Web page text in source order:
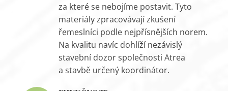
za které se nebojíme postavit. Tyto
materiály zpracovávají zkušení
řemeslníci podle nejpřísnějších norem.
Na kvalitu navíc dohlíží nezávislý
stavební dozor společnosti Atrea
a stavbě určený koordinátor.